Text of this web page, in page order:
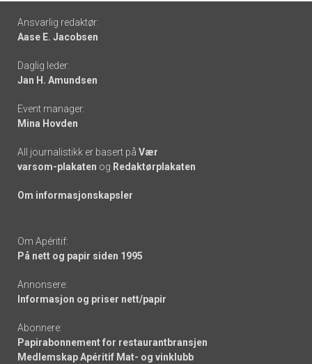
Footer
-
links
Ansvarlig redaktør:
Aase E. Jacobsen
Daglig leder:
Jan H. Amundsen
Event manager:
Mina Hovden
All journalistikk er basert på Vær
varsom-plakaten og Redaktørplakaten
Om informasjonskapsler
Om Apéritif:
På nett og papir siden 1995
Annonsere:
Informasjon og priser nett/papir
Abonnere:
Papirabonnement for restaurantbransjen
Medlemskap Apéritif Mat- og vinklubb